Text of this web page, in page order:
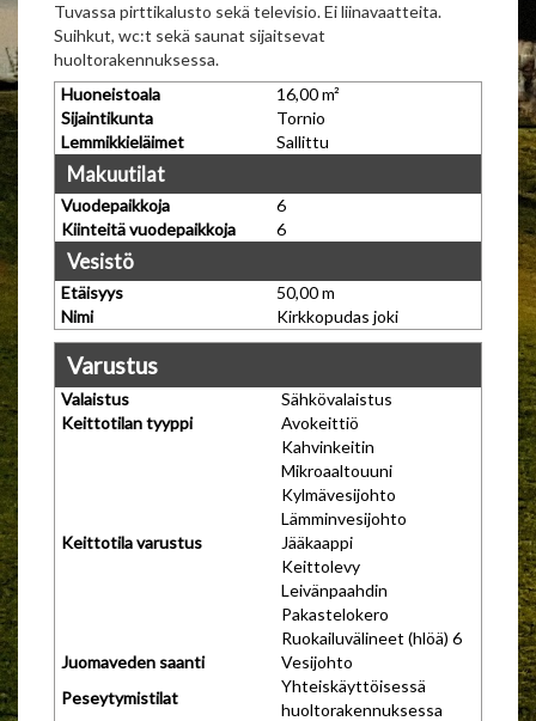
Tuvassa pirttikalusto sekä televisio. Ei liinavaatteita.
Suihkut, wc:t sekä saunat sijaitsevat
huoltorakennuksessa.
Huoneistoala
16,00 m²
Sijaintikunta
Tornio
Lemmikkieläimet
Sallittu
Makuutilat
Vuodepaikkoja
6
Kiinteitä vuodepaikkoja
6
Vesistö
Etäisyys
50,00 m
Nimi
Kirkkopudas joki
Varustus
Valaistus
Sähkövalaistus
Keittotilan tyyppi
Avokeittiö
Keittotila varustus
Kahvinkeitin
Mikroaaltouuni
Kylmävesijohto
Lämminvesijohto
Jääkaappi
Keittolevy
Leivänpaahdin
Pakastelokero
Ruokailuvälineet (hlöä) 6
Juomaveden saanti
Vesijohto
Peseytymistilat
Yhteiskäyttöisessä
huoltorakennuksessa